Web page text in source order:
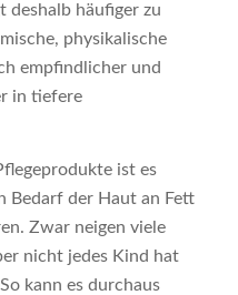
deshalb häufiger zu
physikalische
empfindlicher und
in tiefere
ist es
Bedarf der Haut an Fett
Zwar neigen viele
nicht jedes Kind hat
kann es durchaus